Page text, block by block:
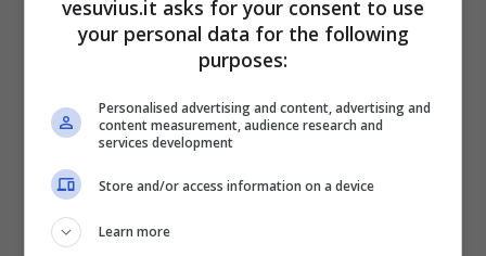
Gli scavi di Ercolano
vesuvius.it asks for your consent to use
your personal data for the following
purposes:
Personalised advertising and content, advertising and
content measurement, audience research and
services development
Store and/or access information on a device
Learn more